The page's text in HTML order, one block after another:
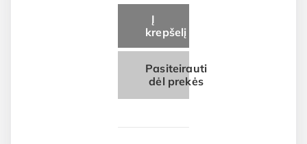
Į
krepšelį
Pasiteirauti
dėl prekės